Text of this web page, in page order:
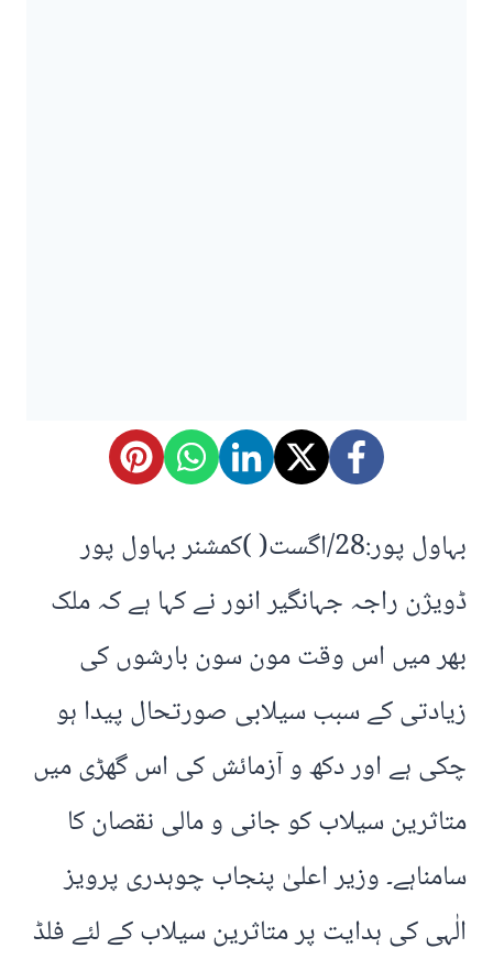
بہاول پور:28/اگست( )کمشنر بہاول پور
ڈویژن راجہ جہانگیر انور نے کہا ہے کہ ملک
بھر میں اس وقت مون سون بارشوں کی
زیادتی کے سبب سیلابی صورتحال پیدا ہو
چکی ہے اور دکھ و آزمائش کی اس گھڑی میں
متاثرین سیلاب کو جانی و مالی نقصان کا
سامناہے۔ وزیر اعلیٰ پنجاب چوہدری پرویز
الٰہی کی ہدایت پر متاثرین سیلاب کے لئے فلڈ